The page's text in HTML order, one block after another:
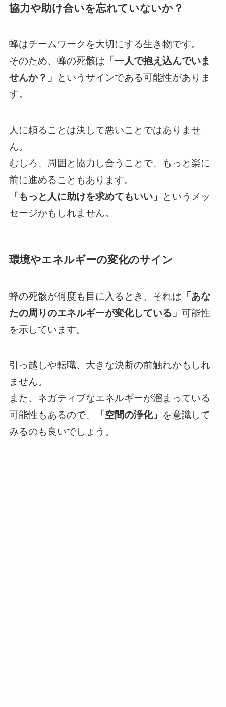
協力や助け合いを忘れていないか？
蜂はチームワークを大切にする生き物です。
そのため、蜂の死骸は 「一人で抱え込んでいま
せんか？」
というサインである可能性がありま
す。
人に頼ることは決して悪いことではありませ
ん。
むしろ、周囲と協力し合うことで、もっと楽に
前に進めることもあります。
「もっと人に助けを求めてもいい」
というメッ
セージかもしれません。
環境やエネルギーの変化のサイン
蜂の死骸が何度も目に入るとき、それは 「あな
たの周りのエネルギーが変化している」 可能性
を示しています。
引っ越しや転職、大きな決断の前触れかもしれ
ません。
また、ネガティブなエネルギーが溜まっている
可能性もあるので、
「空間の浄化」 を意識して
みるのも良いでしょう。